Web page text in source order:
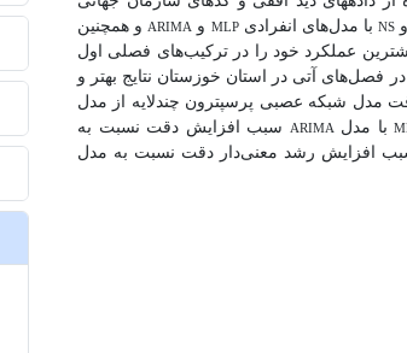
NSبا مدل‌‌های انفرادیMLP و ARIMAو همچنین
عملکرد خود را در ترکیب‌های فصلی اول
در فصل‌های آتی در استان خوزستان نتایج بهتر و
مدل شبکه عصبی پرسپترون چندلایه از مدل
با مدلARIMA سبب افزایش دقت نسبت به
افزایش رشد معنی‌دار دقت نسبت به مدل